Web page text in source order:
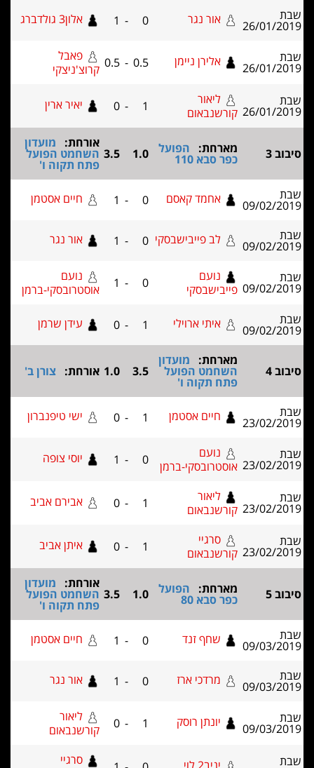
נגר 0
-
1
ניימן 0.5
-
0.5
פאבל
קרוצ'ניצקי
1
-
0
הפועל
110
1.0
3.5
אורחת:
השחמט הפועל
פתח תקוה ו'
קאסם 0
-
1 חיים אסטמן
פייבישבסקי 0
-
1 אור נגר
0
-
1
אוסטרובסקי-ברמן
ארוילי 1
-
0 עידן שרמן
הפועל 3.5
1.0 אורחת: צורן ב'
אסטמן 1
-
0 ישי טיפנברון
ברמן
0
-
1 יוסי צופה
1
-
0 אבירם אביב
1
-
0 איתן אביב
הפועל
80
1.0
3.5
אורחת:
השחמט הפועל
פתח תקוה ו'
זנד 0
-
1 חיים אסטמן
ארז 0
-
1 אור נגר
רוסק 1
-
0
ליאור
קורשנבאום
סרגיי